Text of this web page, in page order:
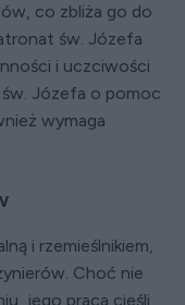
co zbliża go do
św. Józefa
i uczciwości
Józefa o pomoc
wymaga
i rzemieślnikiem,
Choć nie
jego praca cieśli